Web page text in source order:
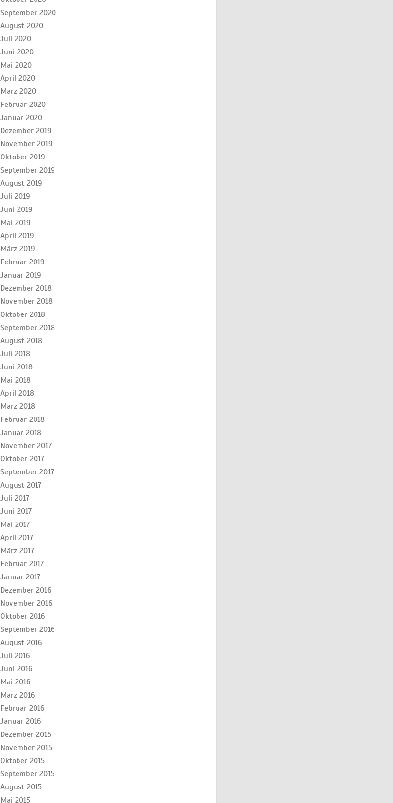
September 2020
August 2020
Juli 2020
Juni 2020
Mai 2020
April 2020
März 2020
Februar 2020
Januar 2020
Dezember 2019
November 2019
Oktober 2019
September 2019
August 2019
Juli 2019
Juni 2019
Mai 2019
April 2019
März 2019
Februar 2019
Januar 2019
Dezember 2018
November 2018
Oktober 2018
September 2018
August 2018
Juli 2018
Juni 2018
Mai 2018
April 2018
März 2018
Februar 2018
Januar 2018
November 2017
Oktober 2017
September 2017
August 2017
Juli 2017
Juni 2017
Mai 2017
April 2017
März 2017
Februar 2017
Januar 2017
Dezember 2016
November 2016
Oktober 2016
September 2016
August 2016
Juli 2016
Juni 2016
Mai 2016
März 2016
Februar 2016
Januar 2016
Dezember 2015
November 2015
Oktober 2015
September 2015
August 2015
Mai 2015